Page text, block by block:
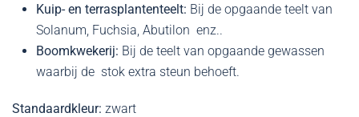
Kuip- en terrasplantenteelt: Bij de opgaande teelt van
Solanum, Fuchsia, Abutilon enz..
Boomkwekerij: Bij de teelt van opgaande gewassen
waarbij de stok extra steun behoeft.
Standaardkleur: zwart